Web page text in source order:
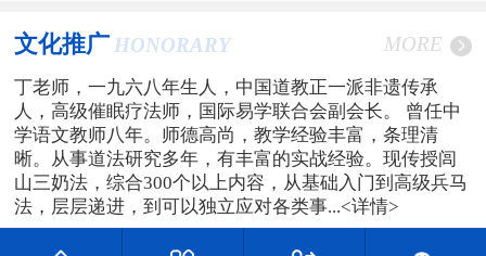
文化推广 HONORARY MORE
丁老师，一九六八年生人，中国道教正一派非遗传承
人，高级催眠疗法师，国际易学联合会副会长。 曾任中
学语文教师八年。师德高尚，教学经验丰富，条理清
晰。从事道法研究多年，有丰富的实战经验。现传授闾
山三奶法，综合300个以上内容，从基础入门到高级兵马
法，层层递进，到可以独立应对各类事...<详情>